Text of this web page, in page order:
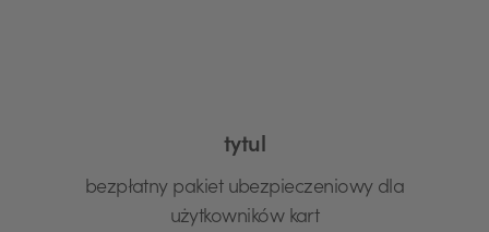
tytul
bezpłatny pakiet ubezpieczeniowy dla
użytkowników kart